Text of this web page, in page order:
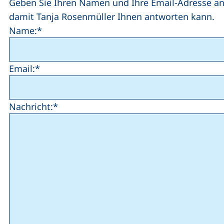
Geben Sie Ihren Namen und Ihre Email-Adresse
damit Tanja Rosenmüller Ihnen antworten kann.
Name:*
Email:*
Nachricht:*